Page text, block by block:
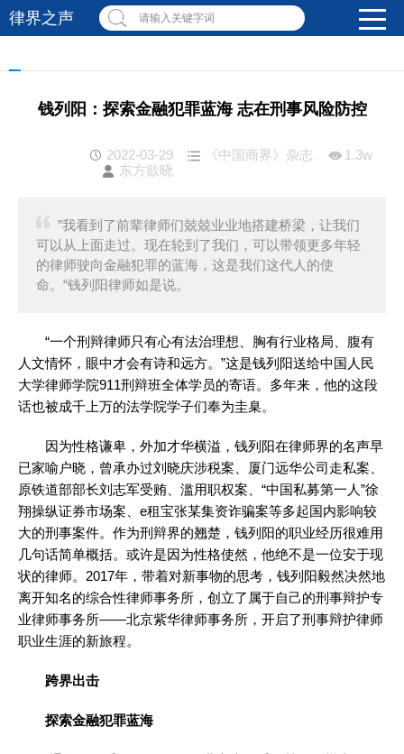
律界之声 请输入关键字词
钱列阳：探索金融犯罪蓝海 志在刑事风险防控
1.3w
《中国商界》杂志
2022-03-29
东方欲晓
”我看到了前辈律师们兢兢业业地搭建桥梁，让我们
可以从上面走过。现在轮到了我们，可以带领更多年轻
的律师驶向金融犯罪的蓝海，这是我们这代人的使
命。“钱列阳律师如是说。
“一个刑辩律师只有心有法治理想、胸有行业格局、腹有
人文情怀，眼中才会有诗和远方。”这是钱列阳送给中国人民
大学律师学院911刑辩班全体学员的寄语。多年来，他的这段
话也被成千上万的法学院学子们奉为圭臬。
因为性格谦卑，外加才华横溢，钱列阳在律师界的名声早
已家喻户晓，曾承办过刘晓庆涉税案、厦门远华公司走私案、
原铁道部部长刘志军受贿、滥用职权案、“中国私募第一人”徐
翔操纵证券市场案、e租宝张某集资诈骗案等多起国内影响较
大的刑事案件。作为刑辩界的翘楚，钱列阳的职业经历很难用
几句话简单概括。或许是因为性格使然，他绝不是一位安于现
状的律师。2017年，带着对新事物的思考，钱列阳毅然决然地
离开知名的综合性律师事务所，创立了属于自己的刑事辩护专
业律师事务所——北京紫华律师事务所，开启了刑事辩护律师
职业生涯的新旅程。
跨界出击
探索金融犯罪蓝海